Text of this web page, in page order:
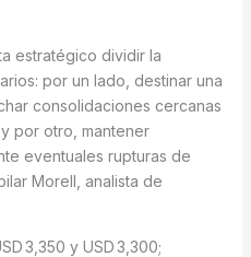
estratégico dividir la
por un lado, destinar una
consolidaciones cercanas
por otro, mantener
eventuales rupturas de
Morell, analista de
3,350 y USD 3,300;